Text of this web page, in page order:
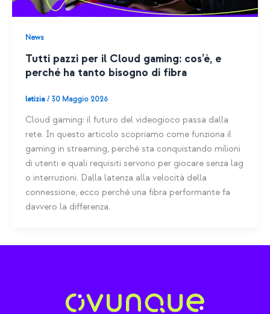
News
Tutti pazzi per il Cloud gaming: cos’è, e
perché ha tanto bisogno di fibra
letizia / 30 Maggio 2026
Cloud gaming: il futuro del videogioco passa dalla
rete. In questo articolo scopriamo come funziona il
gaming in streaming, perché sta conquistando milioni
di utenti e quali requisiti servono per giocare senza lag
o interruzioni. Dalla latenza alla velocità della
connessione, ecco perché una fibra performante fa
davvero la differenza.